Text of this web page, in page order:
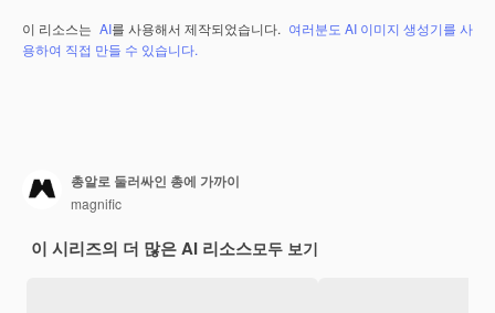
이 리소스는 AI를 사용해서 제작되었습니다. 여러분도 AI 이미지 생성기를 사
용하여 직접 만들 수 있습니다.
총알로 둘러싸인 총에 가까이
magnific
이 시리즈의 더 많은 AI 리소스모두 보기